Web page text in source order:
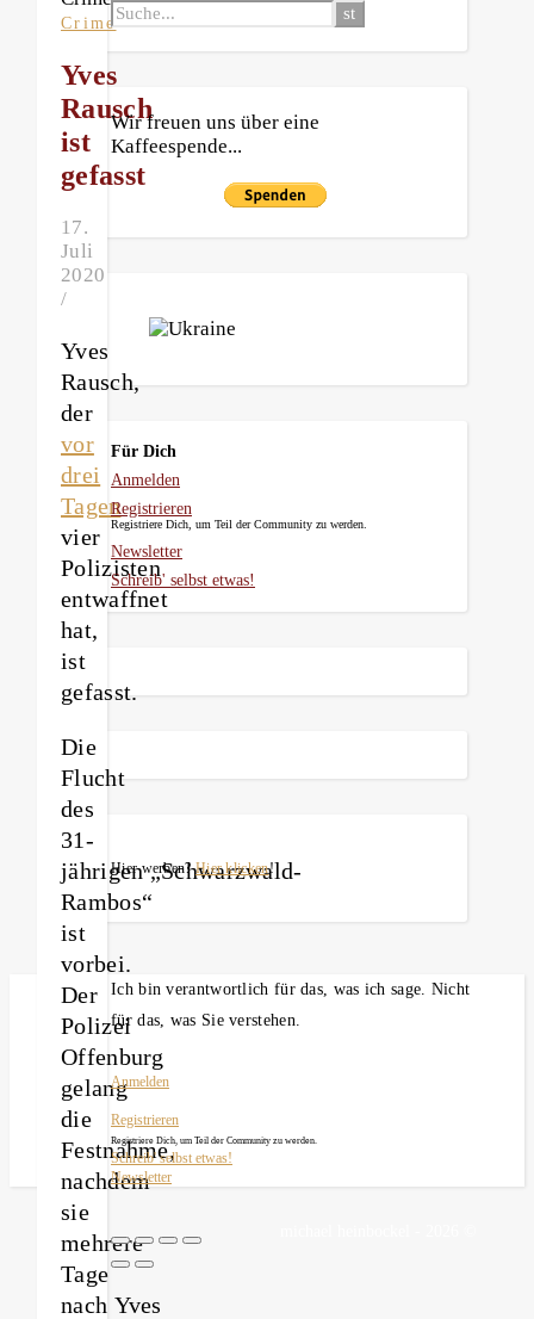
Crime
Yves
Rausch
ist
gefasst
17.
Juli
2020
/
Yves
Rausch,
der
vor
drei
Tagen
vier
Polizisten
entwaffnet
hat,
ist
gefasst.
Die
Flucht
des
31-
jährigen „Schwarzwald-
Rambos“
ist
vorbei.
Der
Polizei
Offenburg
gelang
die
Festnahme,
nachdem
sie
mehrere
Tage
nach Yves
Wir freuen uns über eine
Kaffeespende...
Für Dich
Anmelden
Registrieren
Registriere Dich, um Teil der Community zu werden.
Newsletter
Schreib' selbst etwas!
Hier werben?Hier klicken!
Ich bin verantwortlich für das, was ich sage. Nicht
für das, was Sie verstehen.
Anmelden
Registrieren
Registriere Dich, um Teil der Community zu werden.
Schreib' selbst etwas!
Newsletter